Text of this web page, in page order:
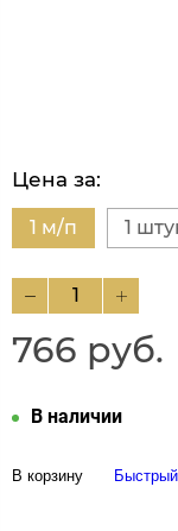
Цена за:
1 м/п 1
766 руб.
В наличии
В корзину Быстрый